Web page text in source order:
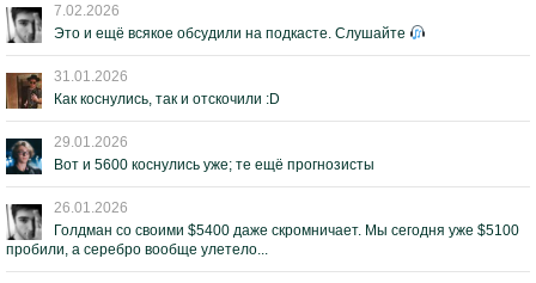
7.02.2026
Это и ещё всякое обсудили на подкасте. Слушайте
31.01.2026
Как коснулись, так и отскочили :D
29.01.2026
Вот и 5600 коснулись уже; те ещё прогнозисты
26.01.2026
Голдман со своими $5400 даже скромничает. Мы сегодня уже $5100
пробили, а серебро вообще улетело...